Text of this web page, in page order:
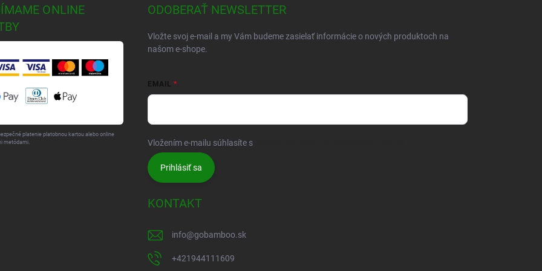
ONLINE
platenie platobnou kartou alebo online
metódami.
ODOBERAŤ NEWSLETTER
Vložte svoj e-mail a my Vám budeme zasielať informácie o nových produktoch na
našom e-shope.
EMAIL
Vložením e-mailu súhlasíte s
Prihlásiť sa
KONTAKT
info@gobamboo.sk
+421944111609